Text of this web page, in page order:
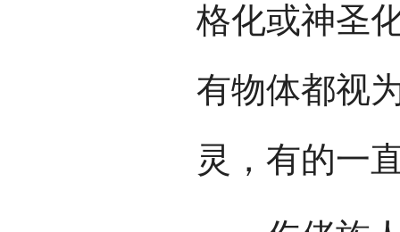
格化或神圣
有物体都视
灵，有的一